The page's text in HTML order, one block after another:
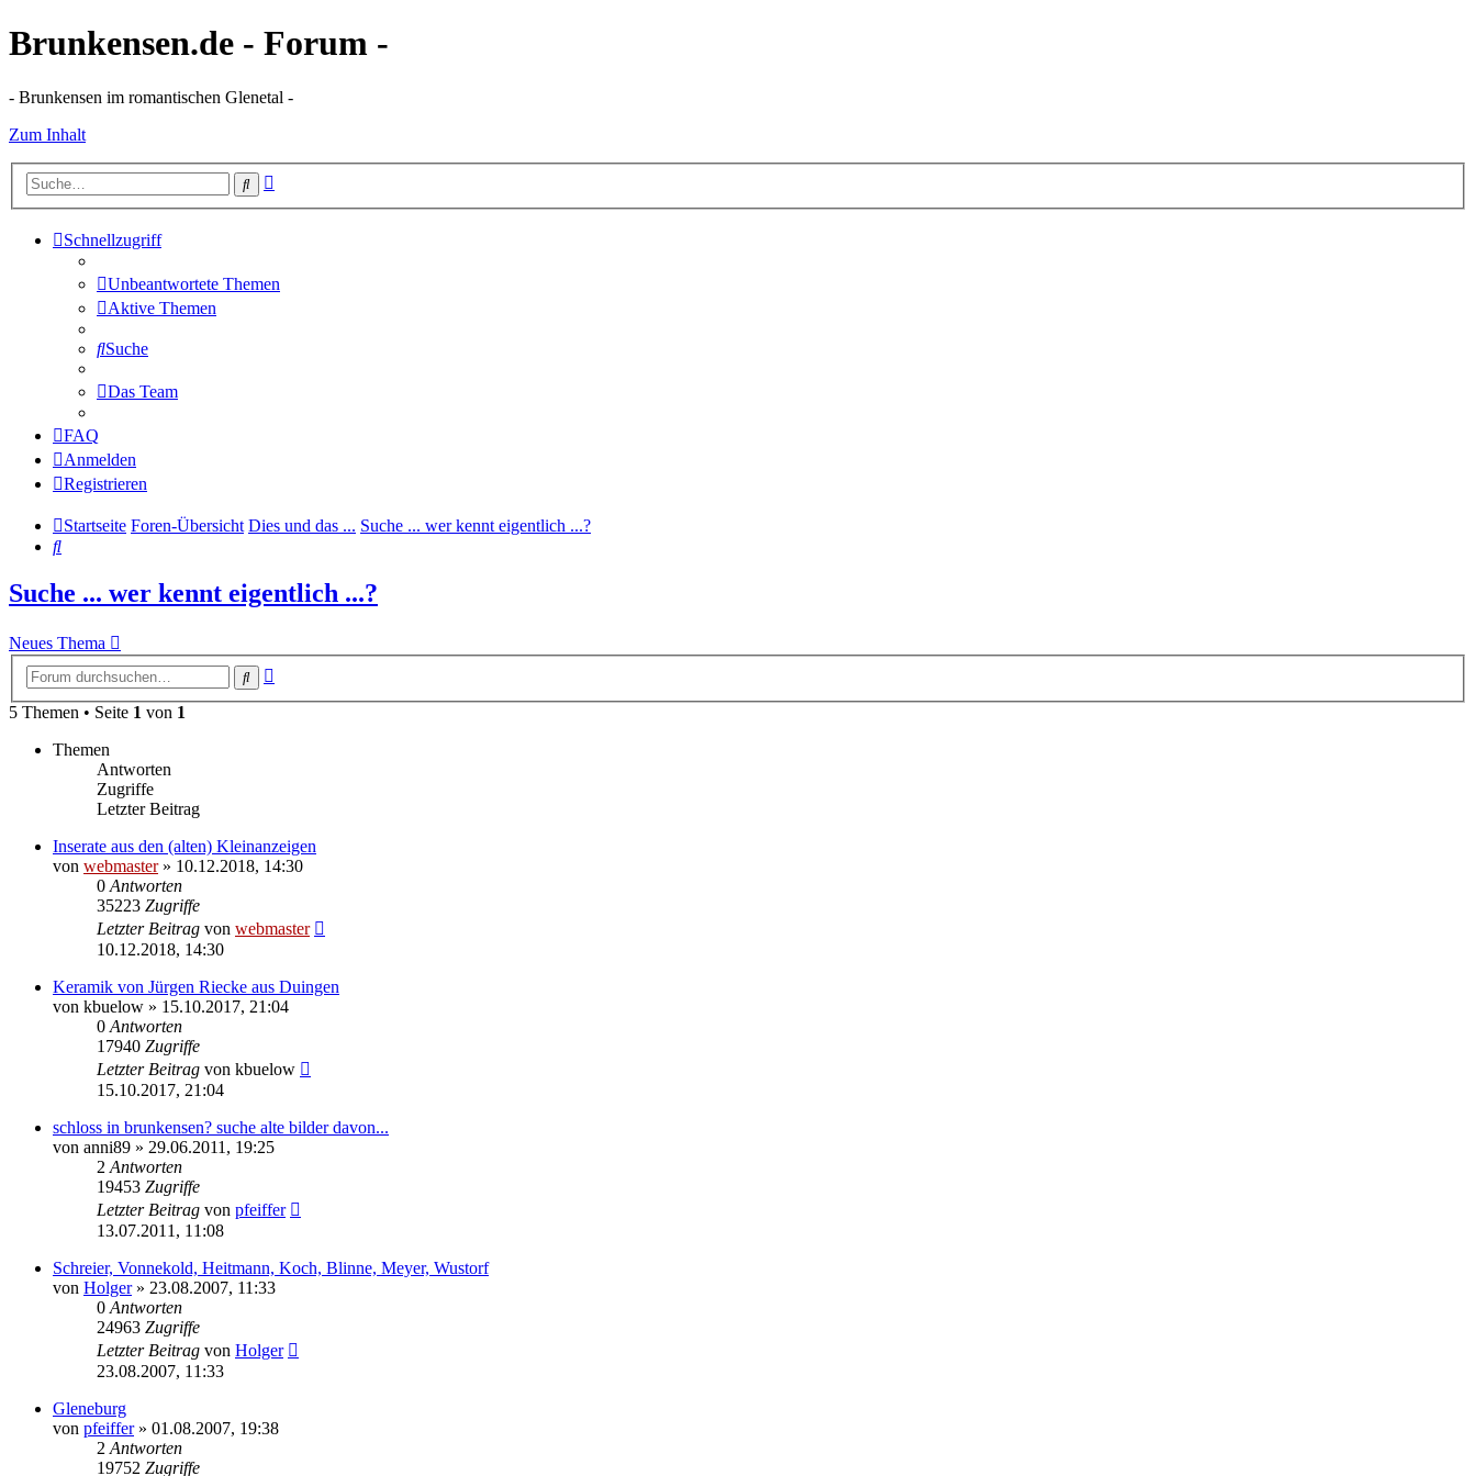
Brunkensen.de - Forum -
- Brunkensen im romantischen Glenetal -
Zum Inhalt
Suche
Schnellzugriff
Unbeantwortete Themen
Aktive Themen
Suche
Das Team
FAQ
Anmelden
Registrieren
Startseite Foren-Übersicht Dies und das ... Suche ... wer kennt eigentlich ...?
Suche
Suche ... wer kennt eigentlich ...?
Neues Thema
Suche
5 Themen • Seite 1 von 1
Themen
Antworten
Zugriffe
Letzter Beitrag
Inserate aus den (alten) Kleinanzeigen
von webmaster» 10.12.2018, 14:30
0 Antworten
35223 Zugriffe
Letzter Beitrag von webmaster
10.12.2018, 14:30
Keramik von Jürgen Riecke aus Duingen
von kbuelow » 15.10.2017, 21:04
0 Antworten
17940 Zugriffe
Letzter Beitrag von kbuelow
15.10.2017, 21:04
schloss in brunkensen? suche alte bilder davon...
von anni89 » 29.06.2011, 19:25
2 Antworten
19453 Zugriffe
Letzter Beitrag von pfeiffer
13.07.2011, 11:08
Schreier, Vonnekold, Heitmann, Koch, Blinne, Meyer, Wustorf
von Holger» 23.08.2007, 11:33
0 Antworten
24963 Zugriffe
Letzter Beitrag von Holger
23.08.2007, 11:33
Gleneburg
von pfeiffer» 01.08.2007, 19:38
2 Antworten
19752 Zugriffe